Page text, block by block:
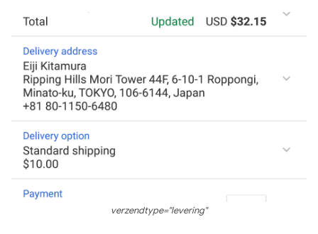
verzendtype="levering"